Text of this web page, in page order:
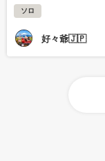
ソロ
好々爺🇯🇵